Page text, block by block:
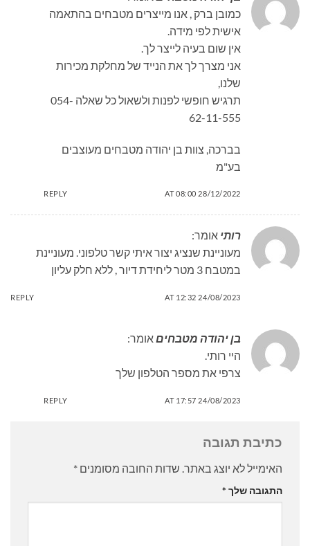
כמובן ברק , אנו מייצרים מטבחים בהתאמה
אישית לפי מידה.
אין שום בעיה לייצר לך.
אני מצרך לך את הנייד של מחלקת מכירות
שלנו,
תרגיש חופשי לפנות ולשאול כל שאלה 054-
62-11-555
בברכה, צוות בן יהודה מטבחים מעוצבים
בע"מ
28/12/2022 AT 08:00
REPLY
רותי אומר:
מעוניינת שנציג יצור איתי קשר טלפוני. מעוניינת
במטבח 3 מטר ליחידת דיור , ללא חלק עליון
24/08/2023 AT 12:32
REPLY
בן יהודה מטבחיםאומר:
היי רותי.
צרפי את מספר הטלפון שלך
24/08/2023 AT 17:57
REPLY
כתיבת תגובה
האימייל לא יוצג באתר. שדות החובה מסומנים *
התגובה שלך *